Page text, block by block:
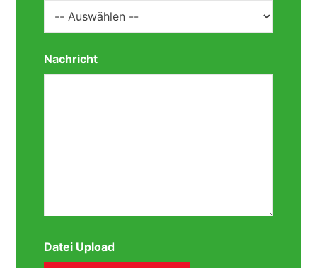
Nachricht
Datei Upload